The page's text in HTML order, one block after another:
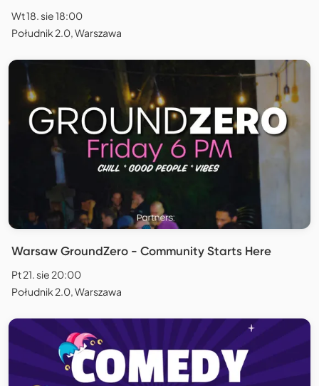
Wt 18. sie 18:00
Południk 2.0, Warszawa
Warsaw GroundZero - Community Starts Here
Pt 21. sie 20:00
Południk 2.0, Warszawa